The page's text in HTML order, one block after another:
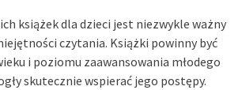
książek dla dzieci jest niezwykle ważny
czytania. Książki powinny być
i poziomu zaawansowania młodego
skutecznie wspierać jego postępy.